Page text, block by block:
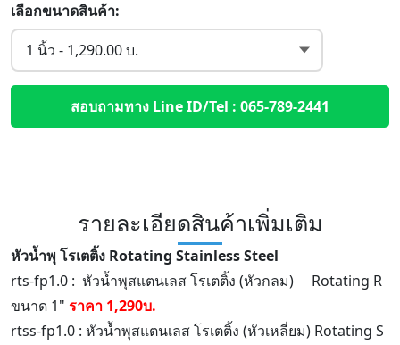
เลือกขนาดสินค้า:
สอบถามทาง Line ID/Tel : 065-789-2441
รายละเอียดสินค้าเพิ่มเติม
หัวน้ำพุ โรเตติ้ง Rotating Stainless Steel
rts-fp1.0 : หัวน้ำพุสแตนเลส โรเตติ้ง (หัวกลม) Rotating R
ขนาด 1" ราคา 1,290บ.
rtss-fp1.0 : หัวน้ำพุสแตนเลส โรเตติ้ง (หัวเหลี่ยม) Rotating S